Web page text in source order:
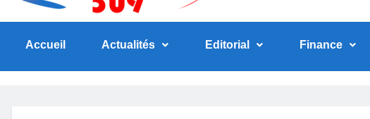
Accueil Actualités Editorial Finance